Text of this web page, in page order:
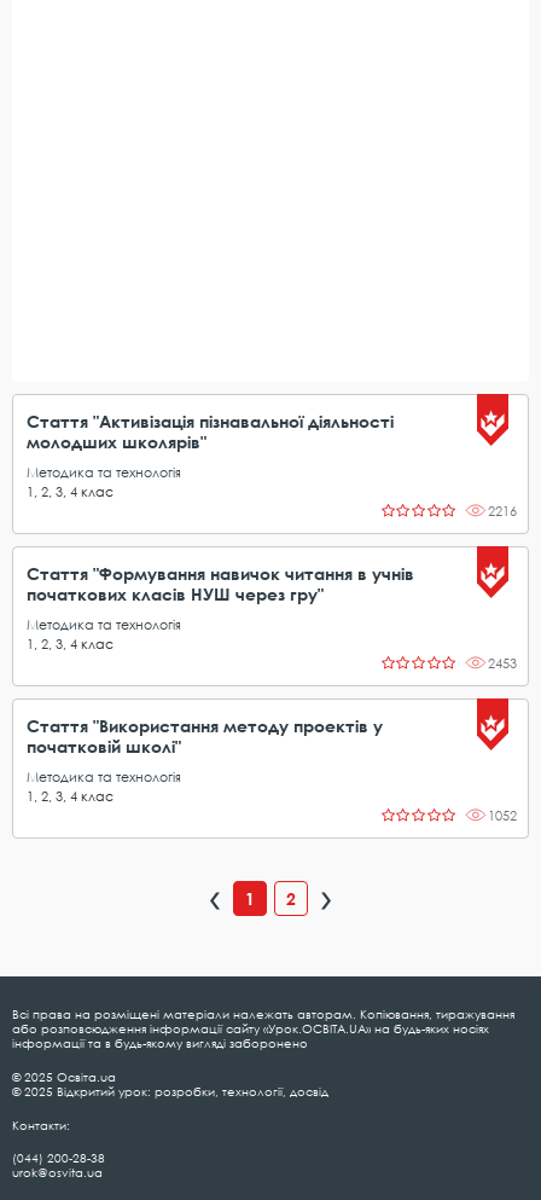
Стаття "Активізація пізнавальної діяльності
молодших школярів"
Методика та технологія
1
2 3 4 клас
2216
Стаття "Формування навичок читання в учнів
початкових класів НУШ через гру"
Методика та технологія
1
2 3 4 клас
2453
Стаття "Використання методу проектів у
початковій школі"
Методика та технологія
1
2 3 4 клас
1052
1 2
Всі права на розміщені матеріали належать авторам. Копіювання, тиражування
або розповсюдження інформації сайту «Урок.ОСВІТА.UA» на будь-яких носіях
інформації та в будь-якому вигляді заборонено
© 2025 Освіта.ua
© 2025 Відкритий урок: розробки, технології, досвід
Контакти:
(044) 200-28-38
urok@osvita.ua